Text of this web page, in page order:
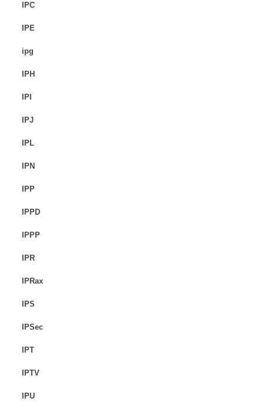
IPC
IPE
ipg
IPH
IPI
IPJ
IPL
IPN
IPP
IPPD
IPPP
IPR
IPRax
IPS
IPSec
IPT
IPTV
IPU